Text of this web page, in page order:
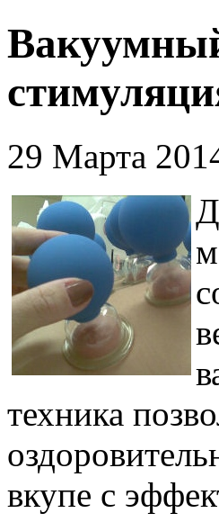
29 Марта
техника
вкупе с